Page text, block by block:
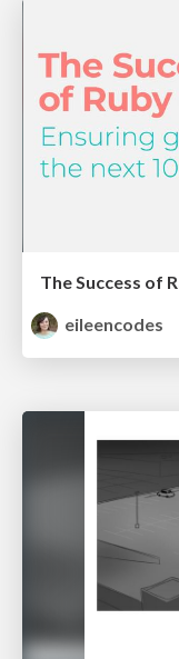
eileencodes